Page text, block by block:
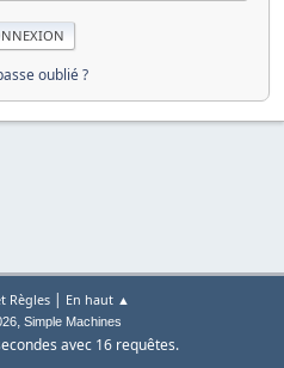
oublié ?
Règles| En haut ▲
, Simple Machines
avec 16 requêtes.